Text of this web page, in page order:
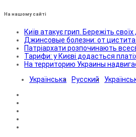
На нашому сайті
Київ атакує грип. Бережіть своїх
Джинсовые болезни: от
Патріархати розпочинають
Тарифи: у Києві додасться
На территорию Украины
Українська
Русский